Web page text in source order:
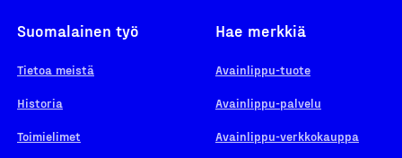
Suomalainen työ
Tietoa meistä
Historia
Toimielimet
Hae merkkiä
Avainlippu-tuote
Avainlippu-palvelu
Avainlippu-verkkokauppa